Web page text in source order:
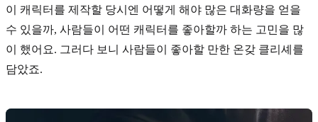
이 캐릭터를 제작할 당시엔 어떻게 해야 많은 대화량을 얻을
수 있을까, 사람들이 어떤 캐릭터를 좋아할까 하는 고민을 많
이 했어요. 그러다 보니 사람들이 좋아할 만한 온갖 클리셰 를
담았죠.